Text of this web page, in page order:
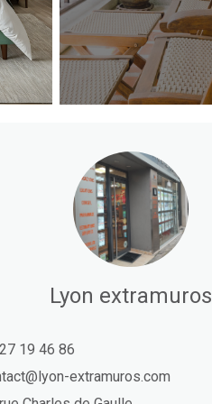
Lyon extramuros
19 46 86
extramuros.com